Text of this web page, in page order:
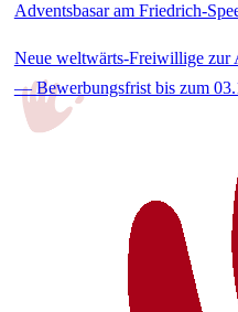
Adventsbasar am Friedrich-
Neue weltwärts-Freiwillige zur
— Bewerbungsfrist bis zum